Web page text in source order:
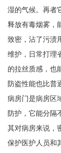
湿的气候。再者
释放有毒烟雾，
致密，沾了污渍
维护，日常打理
的拉丝质感，也
防盗性能也比普
病房门是病房区
防护，它能分隔
其对病房来说，
保护医护人员和